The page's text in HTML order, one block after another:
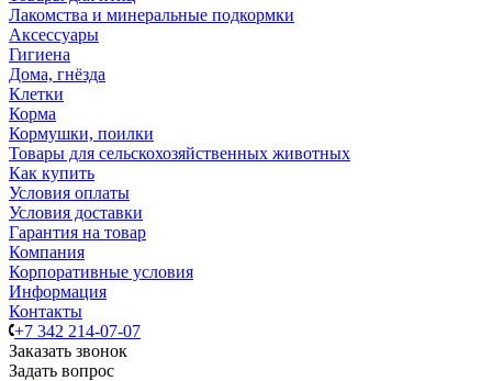
Лакомства и минеральные подкормки
Аксессуары
Гигиена
Дома, гнёзда
Клетки
Корма
Кормушки, поилки
Товары для сельскохозяйственных животных
Как купить
Условия оплаты
Условия доставки
Гарантия на товар
Компания
Корпоративные условия
Информация
Контакты
+7 342 214-07-07
Заказать звонок
Задать вопрос